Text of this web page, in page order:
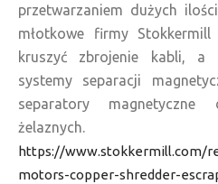
przetwarzaniem dużych
młotkowe firmy
kruszyć zbrojenie kabli, a
systemy separacji
separatory
żelaznych.
https://www.stokkermill.com/
motors-copper-shredder-